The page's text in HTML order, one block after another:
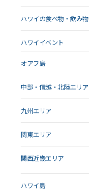
ハワイの食べ物・飲み物
ハワイイベント
オアフ島
中部・信越・北陸エリア
九州エリア
関東エリア
関西近畿エリア
ハワイ島